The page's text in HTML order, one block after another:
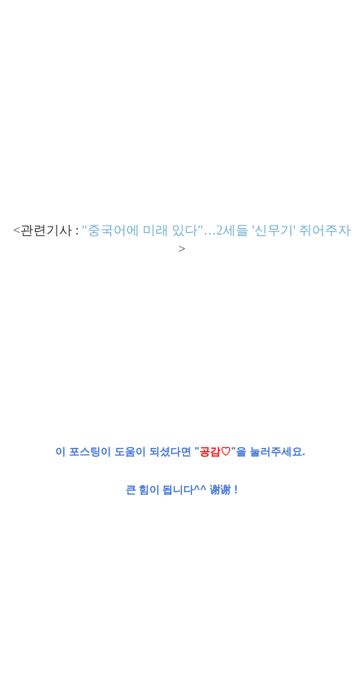
<관련기사 : "중국어에 미래 있다"…2세들 '신무기' 쥐어주자
>
이 포스팅이 도움이 되셨다면 "공감♡"을 눌러주세요.
큰 힘이 됩니다^^ 谢谢 !